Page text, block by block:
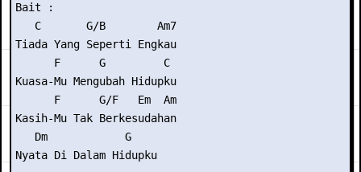
Bait :
   C       G/B        Am7
Tiada Yang Seperti Engkau
      F      G         C
Kuasa-Mu Mengubah Hidupku
      F      G/F   Em  Am
Kasih-Mu Tak Berkesudahan
   Dm            G
Nyata Di Dalam Hidupku